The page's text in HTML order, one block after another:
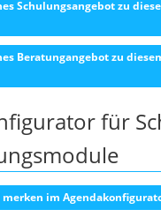
Schulungsangebot zu
Beratungangebot zu
für
merken im